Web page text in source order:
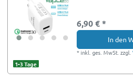
6,90 € *
In den
* inkl. ges. MwSt. zzgl.
1-3 Tage